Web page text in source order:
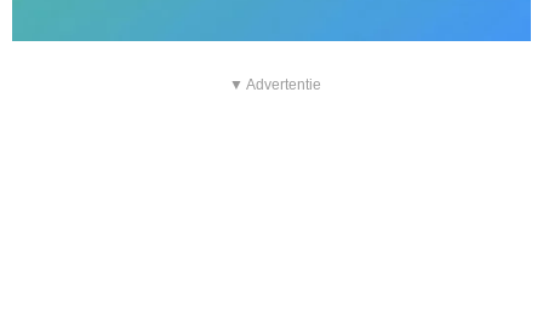
▼ Advertentie